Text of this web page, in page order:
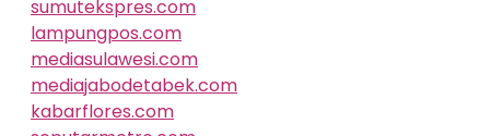
sumutekspres.com
lampungpos.com
mediasulawesi.com
mediajabodetabek.com
kabarflores.com